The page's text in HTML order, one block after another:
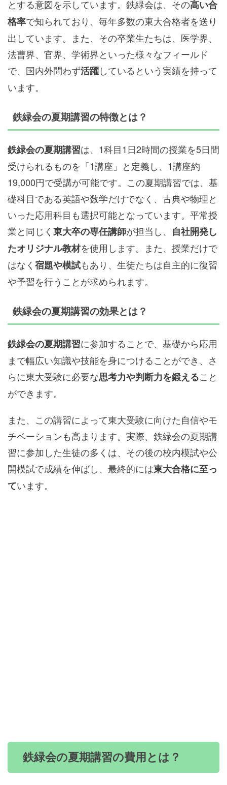
とする意図を示しています。鉄緑会は、その高い合
格率で知られており、毎年多数の東大合格者を送り
出しています。また、その卒業生たちは、医学界、
法曹界、官界、学術界といった様々なフィールド
で、国内外問わず活躍しているという実績を持って
います。
鉄緑会の夏期講習の特徴とは？
鉄緑会の夏期講習は、1科目1日2時間の授業を5日間
受けられるものを「1講座」と定義し、1講座約
19,000円で受講が可能です。この夏期講習では、基
礎科目である英語や数学だけでなく、古典や物理と
いった応用科目も選択可能となっています。平常授
業と同じく 東大卒の専任講師が担当し、 自社開発し
たオリジナル教材を使用します。また、授業だけで
はなく 宿題や模試もあり、生徒たちは自主的に復習
や予習を行うことが求められます。
鉄緑会の夏期講習の効果とは？
鉄緑会の夏期講習に参加することで、基礎から応用
まで幅広い知識や技能を身につけることができ、さ
らに東大受験に必要な思考力や判断力を鍛えること
ができます。
また、この講習によって東大受験に向けた自信やモ
チベーションも高まります。実際、鉄緑会の夏期講
習に参加した生徒の多くは、その後の校内模試や公
開模試で成績を伸ばし、最終的には東大合格に至っ
ています。
鉄緑会の夏期講習の費用とは？